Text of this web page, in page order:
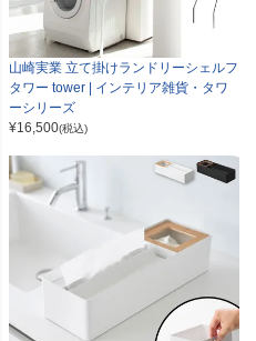
山崎実業 立て掛けランドリーシェルフ
タワー tower | インテリア雑貨・タワ
ーシリーズ
¥16,500(税込)